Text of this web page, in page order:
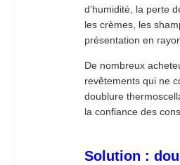
d’humidité, la perte
les crèmes, les
présentation en
De nombreux
revêtements qui ne
doublure
la confiance des
Solution :